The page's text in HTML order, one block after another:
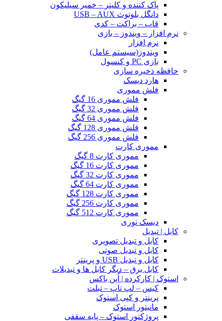
پاک کننده و کلینر – خمیر سیلیکون
دانگل بلوتوث USB – AUX
قاب – براکت – کدی
نرم افزار – ویندوز – بازی
نرم افزار
ویندوز(سیستم عامل)
بازی PC و کنسول
حافظه ذخیره سازی
هارد دیسک
فلش مموری
فلش مموری 16 گیگ
فلش مموری 32 گیگ
فلش مموری 64 گیگ
فلش مموری 128 گیگ
فلش مموری 256 گیگ
مموری کارت
مموری کارت 8 گیگ
مموری کارت 16 گیگ
مموری کارت 32 گیگ
مموری کارت 64 گیگ
مموری کارت 128 گیگ
مموری کارت 256 گیگ
مموری کارت 512 گیگ
دیسک نوری
کابل | تبدیل
کابل و تبدیل تصویری
کابل و تبدیل صوتی
کابل و تبدیل USB و پرینتر
کابل برق – دیگر کابل ها و تبدیلات
استوک | کارکرده | اُپن باکس
کیس – لپ تاپ – تبلت
پرینتر و کپی استوک
مانیتور استوک
پروژکتور استوک – پایه سقفی